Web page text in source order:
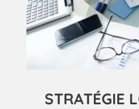
STRATÉGIE